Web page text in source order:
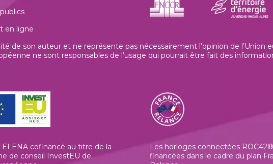
en ligne
de son auteur et ne représente pas nécessairement l’opinion de l’Union
ne sont responsables de l’usage qui pourrait être fait des
ELENA cofinancé au titre de la
de conseil InvestEU de
Les horloges connectées
financées dans le cadre du plan